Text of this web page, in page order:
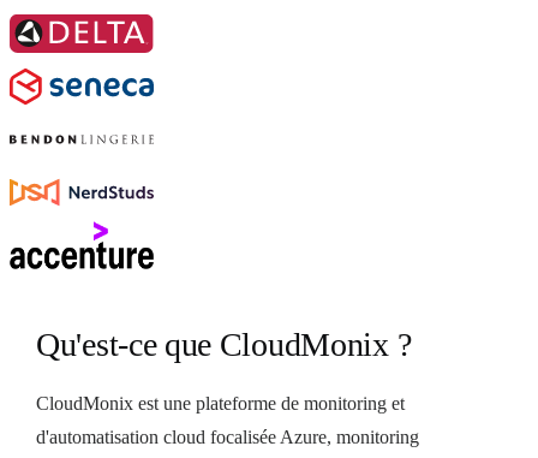
Qu'est-ce que CloudMonix ?
CloudMonix est une plateforme de monitoring et
d'automatisation cloud focalisée Azure, monitoring